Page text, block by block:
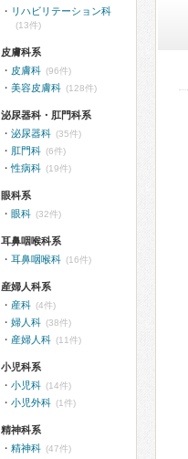
リハビリテーション科
(13件)
皮膚科系
皮膚科 (96件)
美容皮膚科 (128件)
泌尿器科・肛門科系
泌尿器科 (35件)
肛門科 (6件)
性病科 (19件)
眼科系
眼科 (32件)
耳鼻咽喉科系
耳鼻咽喉科 (16件)
産婦人科系
産科 (4件)
婦人科 (38件)
産婦人科 (11件)
小児科系
小児科 (14件)
小児外科 (1件)
精神科系
精神科 (47件)